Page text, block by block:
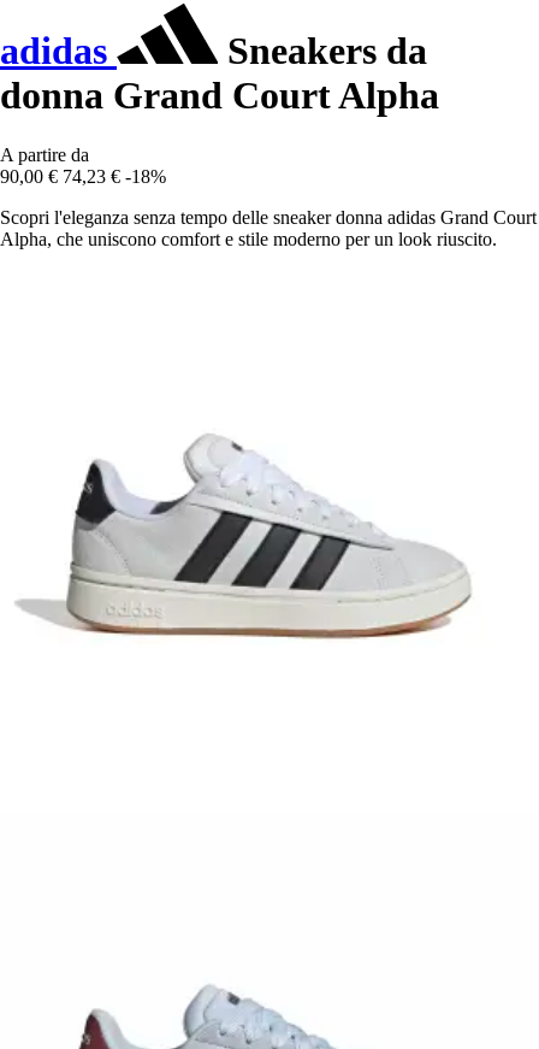
adidas
Sneakers da
donna Grand Court Alpha
A partire da
90,00 € 74,23 € -18%
Scopri l'eleganza senza tempo delle sneaker donna adidas Grand Court
Alpha, che uniscono comfort e stile moderno per un look riuscito.